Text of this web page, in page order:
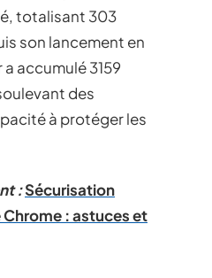
totalisant 303
son lancement en
accumulé 3159
des
à protéger les
:Sécurisation
: astuces et